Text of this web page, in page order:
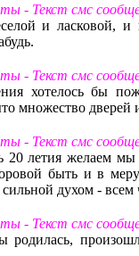
- Текст смс
и ласковой,
- Текст смс
хотелось бы
множество дверей
- Текст смс
20 летия желаем
быть и в меру
духом - всем
- Текст смс
родилась,